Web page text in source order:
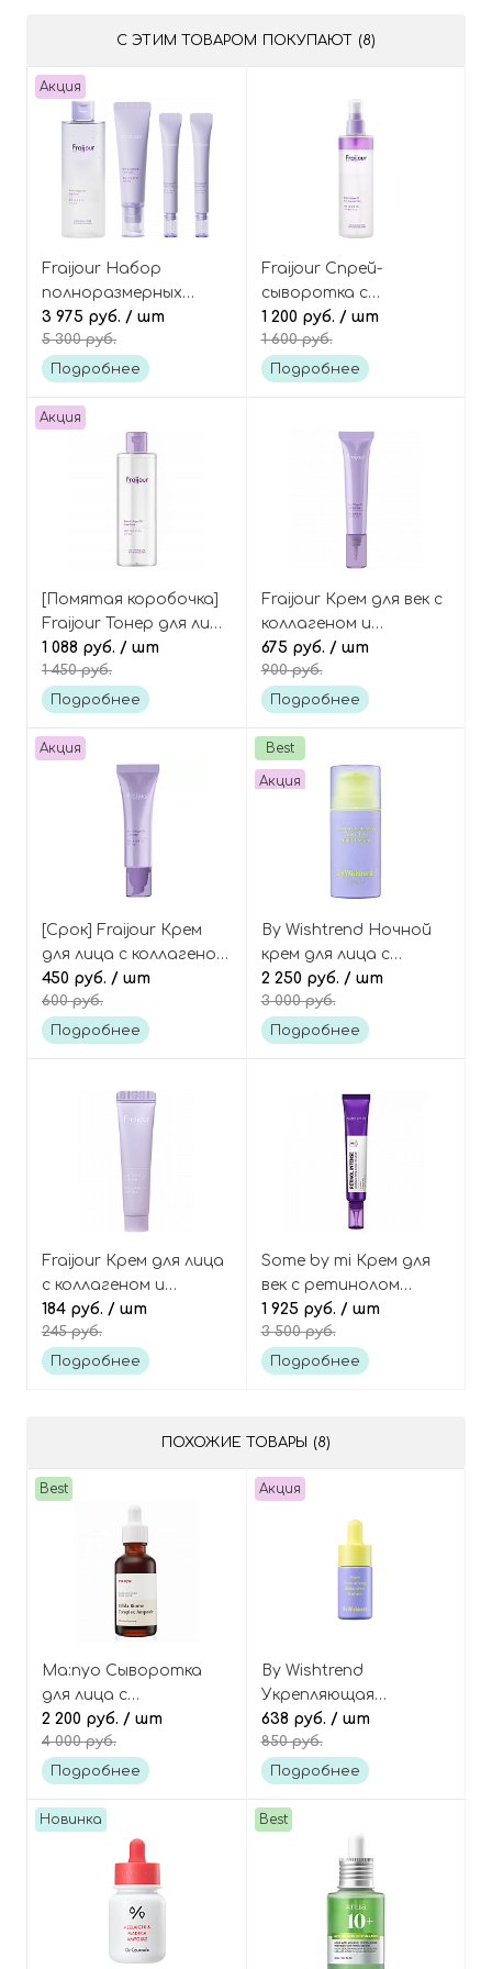
С ЭТИМ ТОВАРОМ ПОКУПАЮТ (8)
Акция
Fraijour Набор
полноразмерных
средств для лица с
коллагеном и
ретинолом Retin
Set
3 975 руб. / шт
5 300 руб.
Подробнее
Fraijour Спрей-
сыворотка с
коллагеном и
ретинолом мист,
Retin-Collagen 3D Core
1 200 руб. / шт
1 600 руб.
Подробнее
Акция
[Помятая коробочка]
Fraijour Тонер для лица
с коллагеном и
ретинолом Retin-
collagen 3d core toner
1 088 руб. / шт
1 450 руб.
Подробнее
Fraijour Крем для век с
коллагеном и
ретинолом Retin-
collagen 3d core eye
cream
675 руб. / шт
900 руб.
Подробнее
Акция
[Срок] Fraijour Крем
для лица с коллагеном
и ретинолом Retin-
collagen 3d core cream
450 руб. / шт
600 руб.
Подробнее
Best
Акция
By Wishtrend Ночной
крем для лица с
ретинолом и
бакучиолом Vitamin A-
mazing bakuchiol night
2 250 руб. / шт
3 000 руб.
Подробнее
Fraijour Крем для лица
с коллагеном и
ретинолом (мини)
Retin-collagen 3d core
cream mini
184 руб. / шт
245 руб.
Подробнее
Some by mi Крем для
век с ретинолом
Retinol intense
advanced triple action
eye cream
1 925 руб. / шт
3 500 руб.
Подробнее
ПОХОЖИЕ ТОВАРЫ (8)
Best
Ma:nyo Сыворотка
для лица с
бифидобактериями
50 мл, Bifida biome
complex ampoule
2 200 руб. / шт
4 000 руб.
Подробнее
Акция
By Wishtrend
Укрепляющая
сыворотка для
сужения пор с
бакучиолом (мини-
Smoothing Bakuchiol
638 руб. / шт
850 руб.
Подробнее
Новинка Best